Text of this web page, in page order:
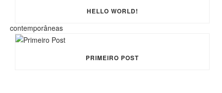
HELLO WORLD!
PRIMEIRO POST